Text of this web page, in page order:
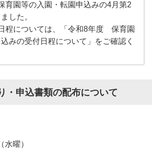
育園等の入園・転園申込みの4月第2
した。
程については、「令和8年度 保育園
みの受付日程について」をご確認く
・申込書類の配布について
水曜）